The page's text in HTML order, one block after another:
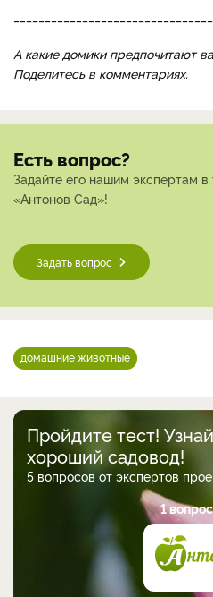
А какие домики предпочитают
Поделитесь в комментариях.
Есть вопрос?
Задайте его нашим экспертам в
«Антонов Сад»!
Задать вопрос
домашние животные
Пройдите тест!
хороший садовод!
5 вопросов от экспертов
1